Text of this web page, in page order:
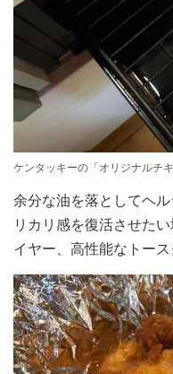
ケンタッキーの「オリジナルチ
余分な油を落としてヘ
リカリ感を復活させた
イヤー、高性能なトース